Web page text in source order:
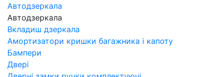
Автодзеркала
Автодзеркала
Вкладиш дзеркала
Амортизатори кришки багажника і капоту
Бампери
Двері